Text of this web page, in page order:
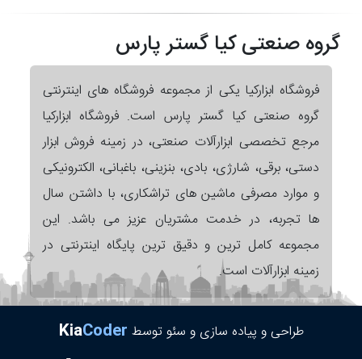
گروه صنعتی کیا گستر پارس
فروشگاه ابزارکیا یکی از مجموعه فروشگاه های اینترنتی
گروه صنعتی کیا گستر پارس است. فروشگاه ابزارکیا
مرجع تخصصی ابزارآلات صنعتی، در زمینه فروش ابزار
دستی، برقی، شارژی، بادی، بنزینی، باغبانی، الکترونیکی
و موارد مصرفی ماشین های تراشکاری، با داشتن سال
ها تجربه، در خدمت مشتریان عزیز می باشد. این
مجموعه کامل ترین و دقیق ترین پایگاه اینترنتی در
زمینه ابزارآلات است.
طراحی و پیاده سازی و سئو توسط KiaCoder